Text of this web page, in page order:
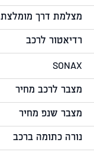
מצלמת דרך מומלצת
רדיאטור לרכב
SONAX
מצבר לרכב מחיר
מצבר שנפ מחיר
נורה כתומה ברכב